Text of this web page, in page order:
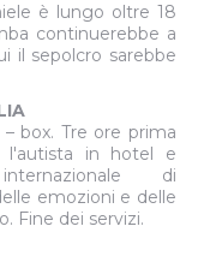
è lungo oltre 18
continuerebbe a
il sepolcro sarebbe
box. Tre ore prima
l'autista in hotel e
di
emozioni e delle
Fine dei servizi.